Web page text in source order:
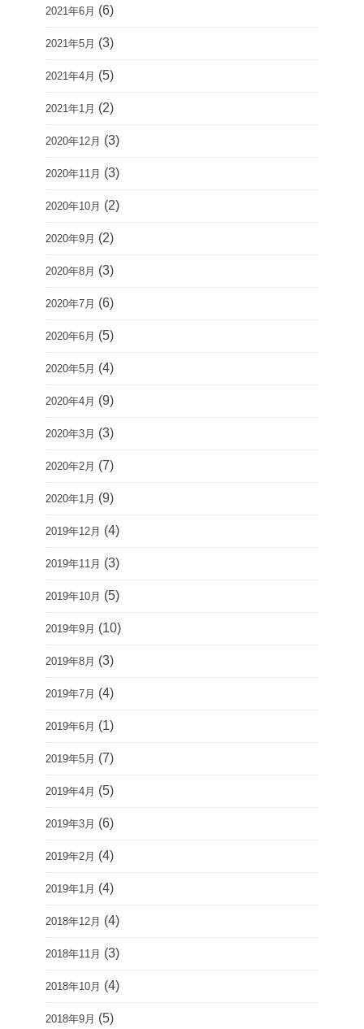
2021年6月 (6)
2021年5月 (3)
2021年4月 (5)
2021年1月 (2)
2020年12月 (3)
2020年11月 (3)
2020年10月 (2)
2020年9月 (2)
2020年8月 (3)
2020年7月 (6)
2020年6月 (5)
2020年5月 (4)
2020年4月 (9)
2020年3月 (3)
2020年2月 (7)
2020年1月 (9)
2019年12月 (4)
2019年11月 (3)
2019年10月 (5)
2019年9月 (10)
2019年8月 (3)
2019年7月 (4)
2019年6月 (1)
2019年5月 (7)
2019年4月 (5)
2019年3月 (6)
2019年2月 (4)
2019年1月 (4)
2018年12月 (4)
2018年11月 (3)
2018年10月 (4)
2018年9月 (5)